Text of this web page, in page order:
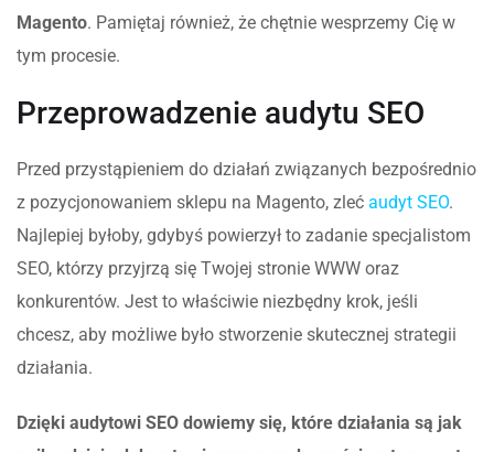
Magento. Pamiętaj również, że chętnie wesprzemy Cię w
tym procesie.
Przeprowadzenie audytu SEO
Przed przystąpieniem do działań związanych bezpośrednio
z pozycjonowaniem sklepu na Magento, zleć audyt SEO.
Najlepiej byłoby, gdybyś powierzył to zadanie specjalistom
SEO, którzy przyjrzą się Twojej stronie WWW oraz
konkurentów. Jest to właściwie niezbędny krok, jeśli
chcesz, aby możliwe było stworzenie skutecznej strategii
działania.
Dzięki audytowi SEO dowiemy się, które działania są jak